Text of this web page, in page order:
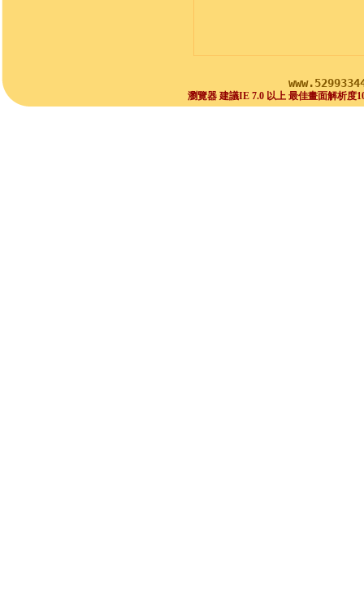
瀏覽器 建議IE 7.0 以上 最佳畫面解析度